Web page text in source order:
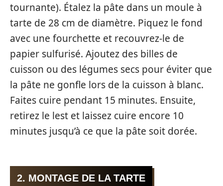
tournante). Étalez la pâte dans un moule à
tarte de 28 cm de diamètre. Piquez le fond
avec une fourchette et recouvrez-le de
papier sulfurisé. Ajoutez des billes de
cuisson ou des légumes secs pour éviter que
la pâte ne gonfle lors de la cuisson à blanc.
Faites cuire pendant 15 minutes. Ensuite,
retirez le lest et laissez cuire encore 10
minutes jusqu’à ce que la pâte soit dorée.
2. MONTAGE DE LA TARTE